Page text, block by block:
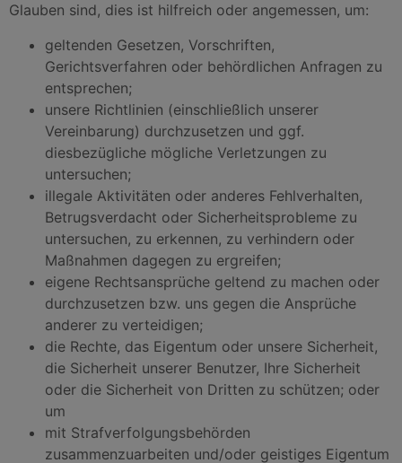
Glauben sind, dies ist hilfreich oder angemessen, um:
geltenden Gesetzen, Vorschriften,
Gerichtsverfahren oder behördlichen Anfragen zu
entsprechen;
unsere Richtlinien (einschließlich unserer
Vereinbarung) durchzusetzen und ggf.
diesbezügliche mögliche Verletzungen zu
untersuchen;
illegale Aktivitäten oder anderes Fehlverhalten,
Betrugsverdacht oder Sicherheitsprobleme zu
untersuchen, zu erkennen, zu verhindern oder
Maßnahmen dagegen zu ergreifen;
eigene Rechtsansprüche geltend zu machen oder
durchzusetzen bzw. uns gegen die Ansprüche
anderer zu verteidigen;
die Rechte, das Eigentum oder unsere Sicherheit,
die Sicherheit unserer Benutzer, Ihre Sicherheit
oder die Sicherheit von Dritten zu schützen; oder
um
mit Strafverfolgungsbehörden
zusammenzuarbeiten und/oder geistiges Eigentum